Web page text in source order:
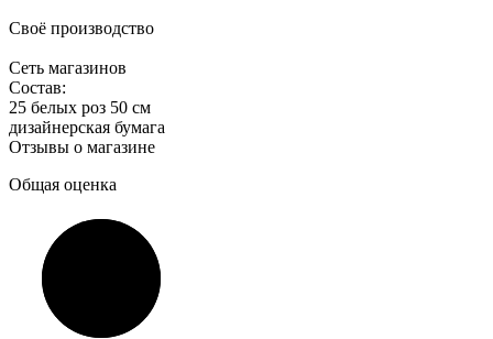
Своё производство
Сеть магазинов
Состав:
25 белых роз 50 см
дизайнерская бумага
Отзывы о магазине
Общая оценка